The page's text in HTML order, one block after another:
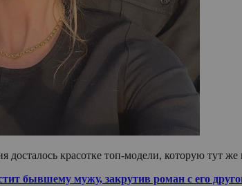
досталось красотке топ-модели, которую тут
бывшему мужу, закрутив роман с его